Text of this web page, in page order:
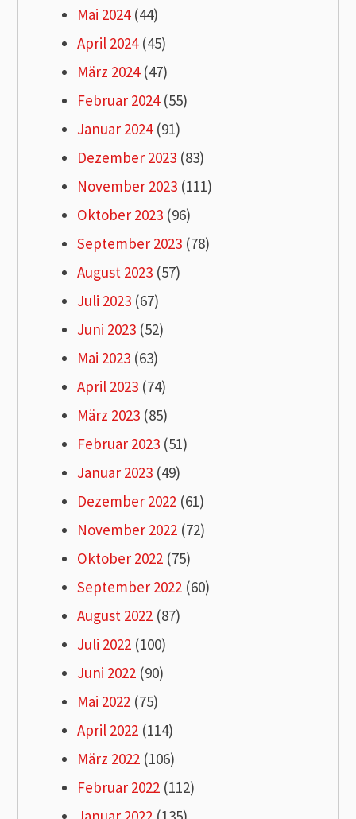
Mai 2024(44)
April 2024(45)
März 2024(47)
Februar 2024(55)
Januar 2024(91)
Dezember 2023 (83)
November 2023 (111)
Oktober 2023 (96)
September 2023 (78)
August 2023 (57)
Juli 2023 (67)
Juni 2023 (52)
Mai 2023 (63)
April 2023 (74)
März 2023 (85)
Februar 2023 (51)
Januar 2023 (49)
Dezember 2022 (61)
November 2022 (72)
Oktober 2022 (75)
September 2022 (60)
August 2022 (87)
Juli 2022 (100)
Juni 2022 (90)
Mai 2022 (75)
April 2022 (114)
März 2022 (106)
Februar 2022 (112)